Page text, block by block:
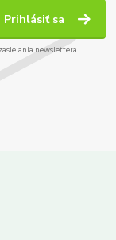
Prihlásiť sa
newslettera.